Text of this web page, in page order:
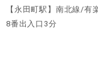
【永田町駅】南北線/有
8番出入口3分